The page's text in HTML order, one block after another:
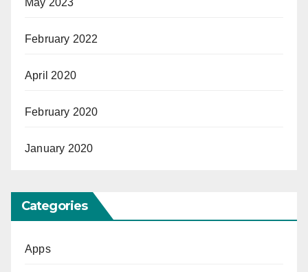
May 2023
February 2022
April 2020
February 2020
January 2020
Categories
Apps